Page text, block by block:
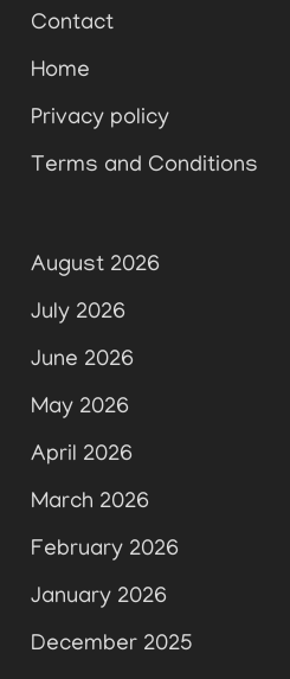
Contact
Home
Privacy policy
Terms and Conditions
August 2026
July 2026
June 2026
May 2026
April 2026
March 2026
February 2026
January 2026
December 2025